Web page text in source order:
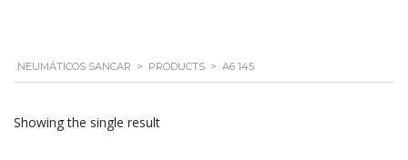
NEUMÁTICOS SANCAR > PRODUCTS > A6 145
Showing the single result